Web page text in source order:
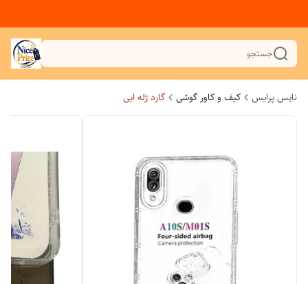
جستجو
نایس پرایس کیف و کاور گوشی گارد ژله ایی